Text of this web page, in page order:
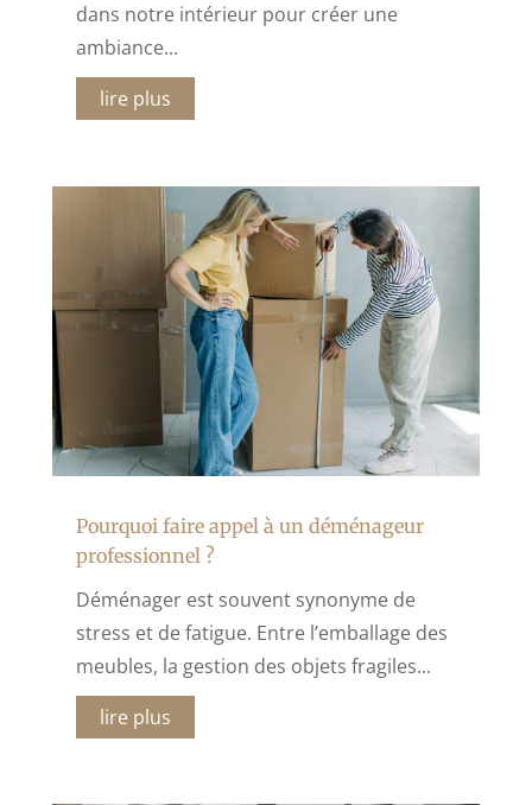
dans notre intérieur pour créer une
ambiance...
lire plus
Pourquoi faire appel à un déménageur
professionnel ?
Déménager est souvent synonyme de
stress et de fatigue. Entre l’emballage des
meubles, la gestion des objets fragiles...
lire plus